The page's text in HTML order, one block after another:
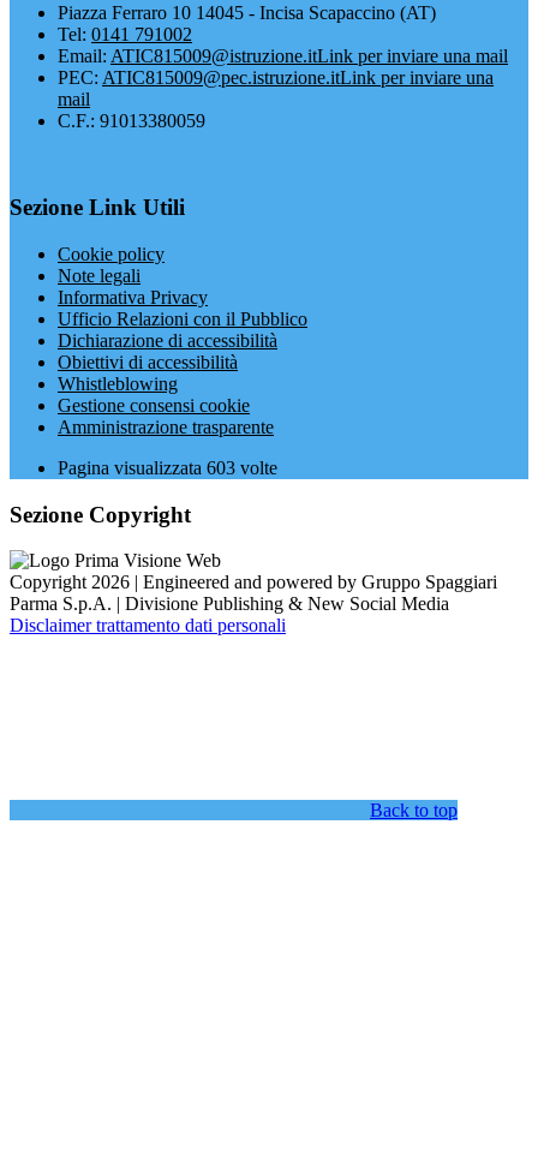
Piazza Ferraro 10 14045 - Incisa Scapaccino (AT)
Tel: 0141 791002
Email: ATIC815009@istruzione.itLink per inviare una mail
PEC: ATIC815009@pec.istruzione.itLink per inviare una
mail
C.F.: 91013380059
Sezione Link Utili
Cookie policy
Note legali
Informativa Privacy
Ufficio Relazioni con il Pubblico
Dichiarazione di accessibilità
Obiettivi di accessibilità
Whistleblowing
Gestione consensi cookie
Amministrazione trasparente
Pagina visualizzata 603 volte
Sezione Copyright
Copyright 2026 | Engineered and powered by Gruppo Spaggiari
Parma S.p.A. | Divisione Publishing & New Social Media
Disclaimer trattamento dati personali
Back to top